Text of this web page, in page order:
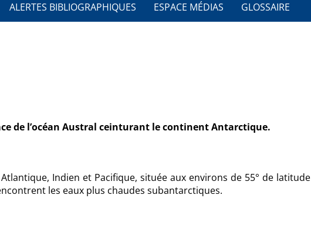
ALERTES BIBLIOGRAPHIQUES ESPACE MÉDIAS GLOSSAIRE
de l’océan Austral ceinturant le continent Antarctique.
Indien et Pacifique, située aux environs de 55° de latitude
les eaux plus chaudes subantarctiques.